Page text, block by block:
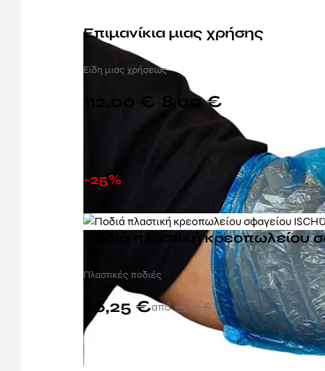
Επιμανίκια μιας χρήσης
Είδη μιας χρήσεως
8,00€
–
112,00 €
-25%
Ποδιά πλαστική κρεοπωλείου
Πλαστικές ποδιές
35,00€
26,25 €